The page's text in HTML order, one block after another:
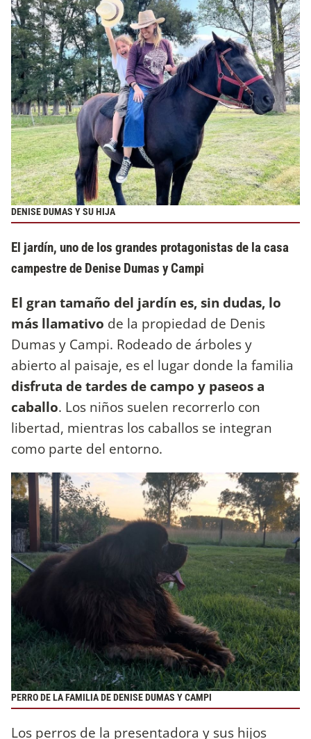
DENISE DUMAS Y SU HIJA
El jardín, uno de los grandes protagonistas de la casa
campestre de Denise Dumas y Campi
El gran tamaño del jardín es, sin dudas, lo
más llamativo de la propiedad de Denis
Dumas y Campi. Rodeado de árboles y
abierto al paisaje, es el lugar donde la familia
disfruta de tardes de campo y paseos a
caballo. Los niños suelen recorrerlo con
libertad, mientras los caballos se integran
como parte del entorno.
PERRO DE LA FAMILIA DE DENISE DUMAS Y CAMPI
Los perros de la presentadora y sus hijos